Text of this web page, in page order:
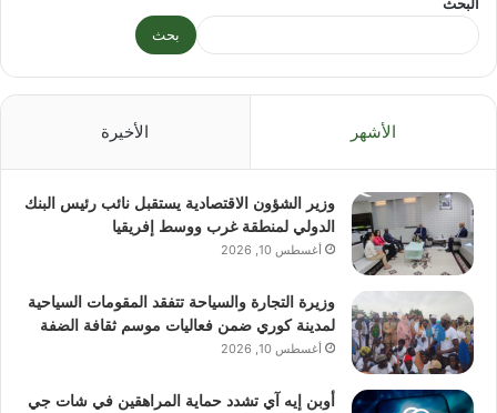
البحث
بحث
الأشهر الأخيرة
وزير الشؤون الاقتصادية يستقبل نائب رئيس البنك
الدولي لمنطقة غرب ووسط إفريقيا
أغسطس 10, 2026
وزيرة التجارة والسياحة تتفقد المقومات السياحية
لمدينة كوري ضمن فعاليات موسم ثقافة الضفة
أغسطس 10, 2026
أوبن إيه آي تشدد حماية المراهقين في شات جي